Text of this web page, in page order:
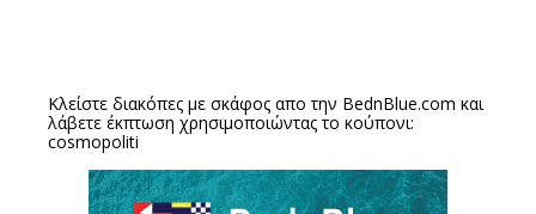
Κλείστε διακόπες με σκάφος απο την BednBlue.com και
λάβετε έκπτωση χρησιμοποιώντας το κούπονι:
cosmopoliti